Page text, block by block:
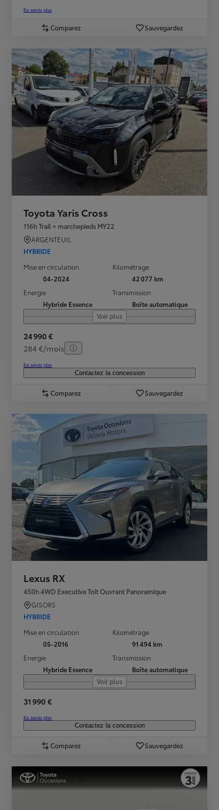
En savoir plus
Comparez Sauvegardez
Toyota Yaris Cross
116h Trail + marchepieds MY22
ARGENTEUIL
HYBRIDE
Mise en circulation
04-2024
Kilométrage
42 077 km
Energie
Hybride Essence
Transmission
Boîte automatique
Voir plus
24 990 €
284 €/mois
En savoir plus
Contactez la concession
Comparez Sauvegardez
Lexus RX
450h 4WD Executive Toit Ouvrant Panoramique
GISORS
HYBRIDE
Mise en circulation
05-2016
Kilométrage
91 494 km
Energie
Hybride Essence
Transmission
Boîte automatique
Voir plus
31 990 €
En savoir plus
Contactez la concession
Comparez Sauvegardez